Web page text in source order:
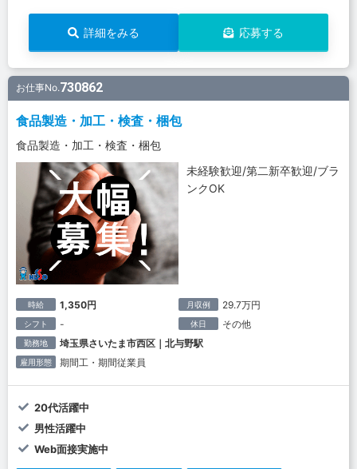
詳細をみる 応募する
お仕事No.730862
食品製造・加工・検査・梱包
食品製造・加工・検査・梱包
未経験歓迎/第二新卒歓迎/ブラ
ンクOK
時給 1,350円 月収例 29.7万円
シフト - 休日 その他
勤務地 埼玉県さいたま市西区｜北与野駅
雇用形態 期間工・期間従業員
20代活躍中
男性活躍中
Web面接実施中